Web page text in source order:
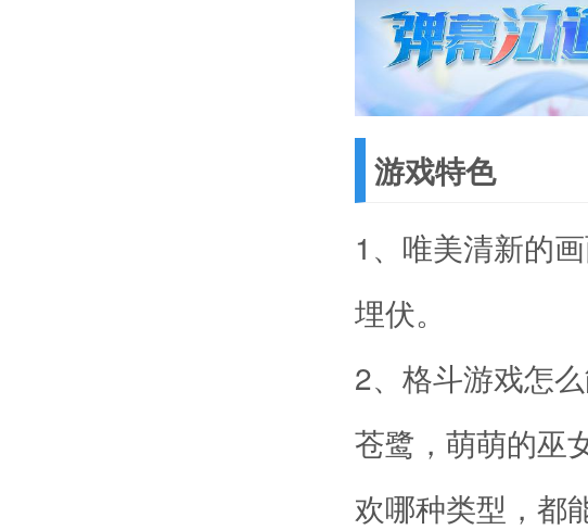
游戏特色
1、唯美清新的
埋伏。
2、格斗游戏怎
苍鹭，萌萌的
欢哪种类型，都